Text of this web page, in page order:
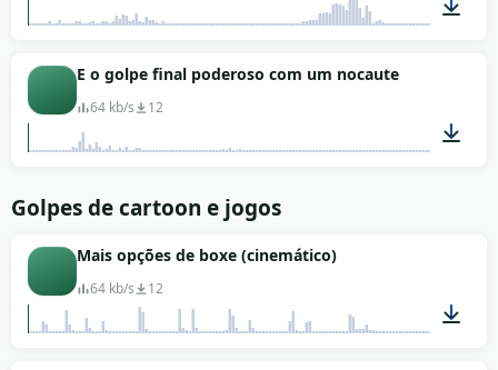
E o golpe final poderoso com um nocaute
64 kb/s 12
Golpes de cartoon e jogos
Mais opções de boxe (cinemático)
64 kb/s 12